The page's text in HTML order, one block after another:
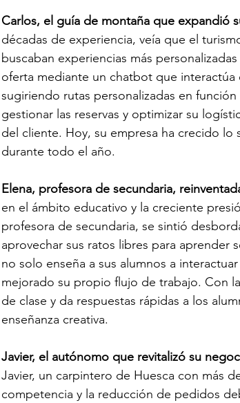
Carlos, el guía de montaña que expandió
décadas de experiencia, veía que el
buscaban experiencias más
oferta mediante un chatbot que
sugiriendo rutas personalizadas en
gestionar las reservas y optimizar su
del cliente. Hoy, su empresa ha crecido lo
durante todo el año.
Elena, profesora de secundaria,
en el ámbito educativo y la creciente
profesora de secundaria, se sintió
aprovechar sus ratos libres para aprender
no solo enseña a sus alumnos a
mejorado su propio flujo de trabajo. Con
de clase y da respuestas rápidas a los
enseñanza creativa.
Javier, el autónomo que revitalizó su
Javier, un carpintero de Huesca con más
competencia y la reducción de pedidos